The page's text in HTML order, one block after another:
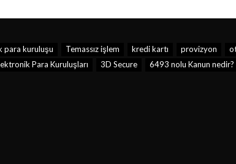
para kuruluşu Temassız işlem kredi kartı provizyon
Para Kuruluşları
3D Secure 6493 nolu Kanun nedir?